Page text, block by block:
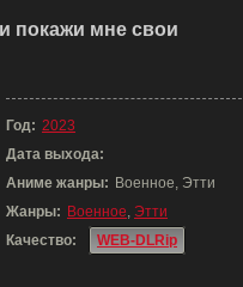
покажи мне свои
Год: 2023
Дата выхода:
Аниме жанры: Военное, Этти
Жанры: Военное, Этти
Качество:
WEB-DLRip